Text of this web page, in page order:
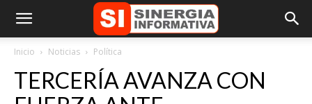
Inicio Noticias Política
TERCERÍA AVANZA CON